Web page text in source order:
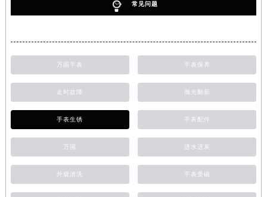
常见问题
万国手表 手表保养
走时故障 抛光翻新
手表生锈 手表配件
万国 进水进灰
外观清洗 手表受磁